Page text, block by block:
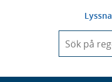
Lyssna
du
skriva